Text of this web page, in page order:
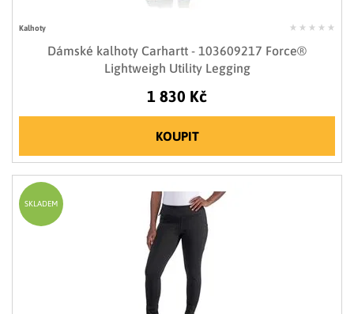
Kalhoty
Dámské kalhoty Carhartt - 103609217 Force®
Lightweigh Utility Legging
1 830 Kč
KOUPIT
SKLADEM